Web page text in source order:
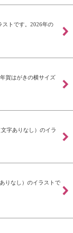
トです。2026年の
賀はがきの横サイズ
字ありなし）のイラ
りなし）のイラストで